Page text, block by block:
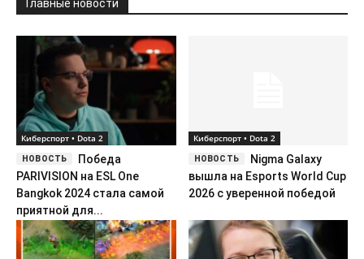
Главные новости
Киберспорт • Dota 2
Победа
PARIVISION на ESL One
Bangkok 2024 стала самой
приятной для...
Киберспорт • Dota 2
Nigma Galaxy
вышла на Esports World Cup
2026 с уверенной победой